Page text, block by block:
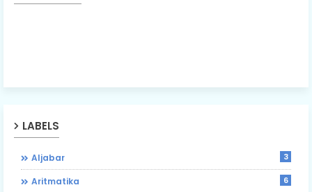
LABELS
Aljabar 3
Aritmatika 6